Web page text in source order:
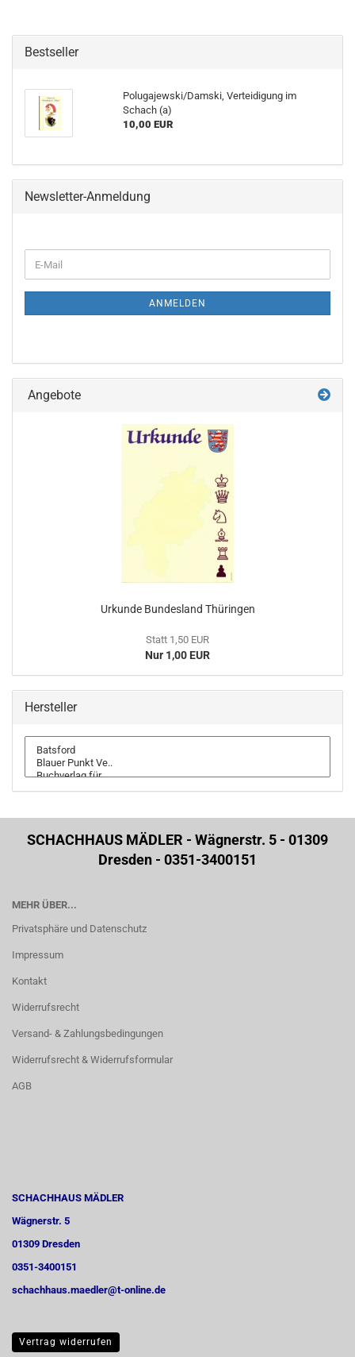
Bestseller
Polugajewski/Damski, Verteidigung im
Schach (a)
10,00 EUR
Newsletter-Anmeldung
ZUR
E-
Mail
ANMELDEN
Angebote
Urkunde Bundesland Thüringen
Statt 1,50 EUR
Nur 1,00 EUR
Hersteller
SCHACHHAUS MÄDLER - Wägnerstr. 5 - 01309
Dresden - 0351-3400151
MEHR ÜBER...
Privatsphäre und Datenschutz
Impressum
Kontakt
Widerrufsrecht
Versand- & Zahlungsbedingungen
Widerrufsrecht & Widerrufsformular
AGB
SCHACHHAUS MÄDLER
Wägnerstr. 5
01309 Dresden
0351-3400151
schachhaus.maedler@t-online.de
Vertrag widerrufen